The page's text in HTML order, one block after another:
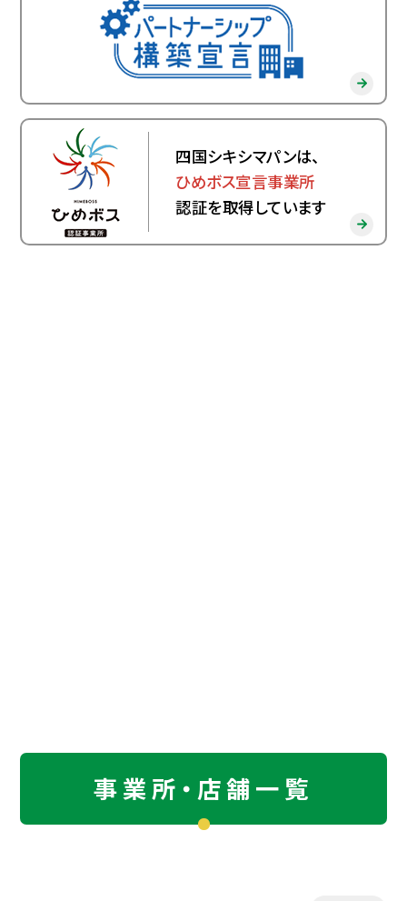
四国シキシマパンは、
ひめボス宣言事業所
認証を取得しています
事業所・店舗一覧